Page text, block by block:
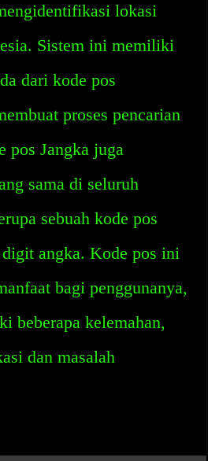
lokasi
Sistem ini memiliki
dari kode pos
proses pencarian
pos Jangka juga
sama di seluruh
sebuah kode pos
angka. Kode pos ini
bagi penggunanya,
beberapa kelemahan,
dan masalah